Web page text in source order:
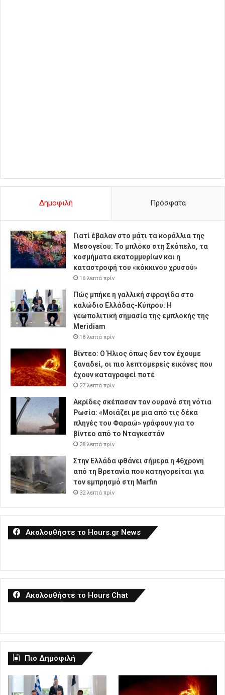
Δημοφιλή Πρόσφατα
Γιατί έβαλαν στο μάτι τα κοράλλια της
Μεσογείου: Το μπλόκο στη Σκόπελο, τα
κοσμήματα εκατομμυρίων και η
καταστροφή του «κόκκινου χρυσού»
16 λεπτά πρίν
Πώς μπήκε η γαλλική σφραγίδα στο
καλώδιο Ελλάδας-Κύπρου: Η
γεωπολιτική σημασία της εμπλοκής της
Meridiam
18 λεπτά πρίν
Βίντεο: Ο Ήλιος όπως δεν τον έχουμε
ξαναδεί, οι πιο λεπτομερείς εικόνες που
έχουν καταγραφεί ποτέ
27 λεπτά πρίν
Ακρίδες σκέπασαν τον ουρανό στη νότια
Ρωσία: «Μοιάζει με μια από τις δέκα
πληγές του Φαραώ» γράφουν για το
βίντεο από το Νταγκεστάν
28 λεπτά πρίν
Στην Ελλάδα φθάνει σήμερα η 46χρονη
από τη Βρετανία που κατηγορείται για
τον εμπρησμό στη Marfin
32 λεπτά πρίν
Ακολουθήστε το Hours.gr News
Ακολουθήστε το Hours Chat
Πιο Δημοφιλή